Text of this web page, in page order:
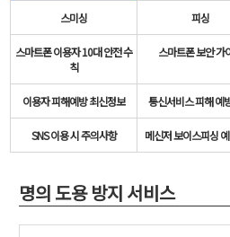
스미싱 피싱
스마트폰 이용자 10대 안전 수
칙
스마트폰 보안 가
이용자 피해예방 최신정보 통신서비스 피해 예
SNS 이용 시 주의사항 메신저 보이스피싱
명의 도용 방지 서비스